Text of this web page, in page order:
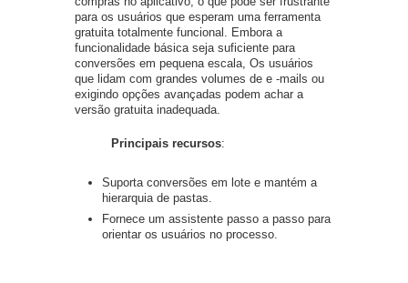
para os usuários que esperam uma ferramenta
gratuita totalmente funcional. Embora a
funcionalidade básica seja suficiente para
conversões em pequena escala, Os usuários
que lidam com grandes volumes de e -mails ou
exigindo opções avançadas podem achar a
versão gratuita inadequada.
Principais recursos:
Suporta conversões em lote e mantém a
hierarquia de pastas.
Fornece um assistente passo a passo para
orientar os usuários no processo.